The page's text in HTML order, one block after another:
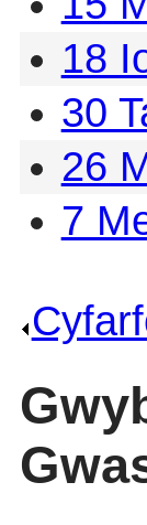
18
30
26
7